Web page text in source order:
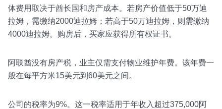
体费用取决于酋长国和房产成本。若房产价值低于50万迪
拉姆，需缴纳2000迪拉姆；若高于50万迪拉姆，则需缴纳
4000迪拉姆。购房后，买家应获得所有权证书。
阿联酋没有房产税，业主仅需支付物业维护年费。该年费一
般在每平方米15美元到60美元之间。
公司的税率为9%。这一税率适用于年收入超过375,000阿